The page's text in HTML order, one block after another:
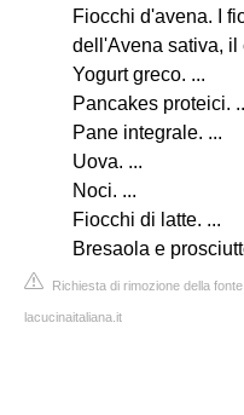
Fiocchi d'avena. I
dell'Avena sativa, il
Yogurt greco. ...
Pancakes proteici.
Pane integrale. ...
Uova. ...
Noci. ...
Fiocchi di latte. ...
Bresaola e
Richiesta di rimozione della fonte
lacucinaitaliana.it